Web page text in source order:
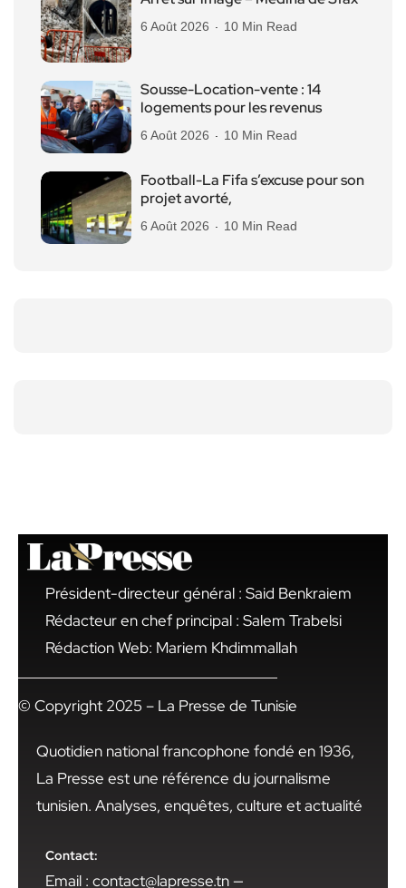
6 Août 2026 10 Min Read
Sousse-Location-vente : 14
logements pour les revenus
6 Août 2026 10 Min Read
Football-La Fifa s’excuse pour son
projet avorté,
6 Août 2026 10 Min Read
Président-directeur général : Said Benkraiem
Rédacteur en chef principal : Salem Trabelsi
Rédaction Web: Mariem Khdimmallah
© Copyright 2025 – La Presse de Tunisie
Quotidien national francophone fondé en 1936,
La Presse est une référence du journalisme
tunisien. Analyses, enquêtes, culture et actualité
Contact:
Email : contact@lapresse.tn —